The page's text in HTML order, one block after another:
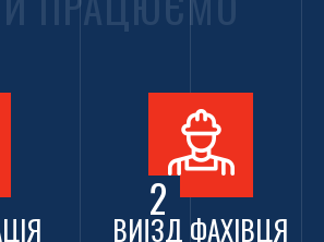
асфальтування територій,
фото і прайс лист, прочитавши
ви зможете замовити
вулиць, площ за прийнятною ціною.
зроблять ремонтні роботи асфальту
своїй роботі майстри використовують:
2
ВИЇЗД ФАХІВЦЯ